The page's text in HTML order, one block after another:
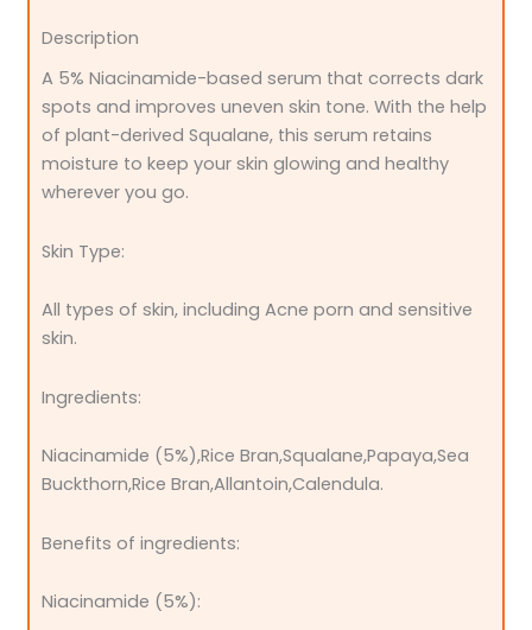
Description
A 5% Niacinamide-based serum that corrects dark
spots and improves uneven skin tone. With the help
of plant-derived Squalane, this serum retains
moisture to keep your skin glowing and healthy
wherever you go.
Skin Type:
All types of skin, including Acne porn and sensitive
skin.
Ingredients:
Niacinamide (5%),Rice Bran,Squalane,Papaya,Sea
Buckthorn,Rice Bran,Allantoin,Calendula.
Benefits of ingredients:
Niacinamide (5%):